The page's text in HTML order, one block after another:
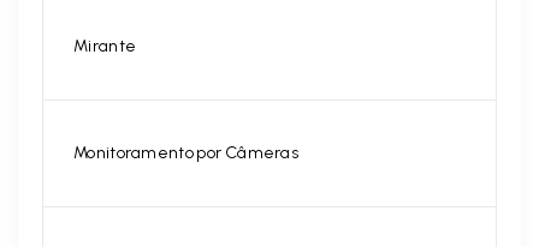
Mirante
Monitoramento por Câmeras